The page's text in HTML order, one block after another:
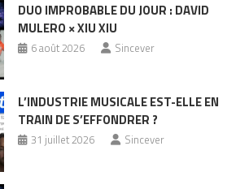
DUO IMPROBABLE DU JOUR : DAVID
MULERO × XIU XIU
6 août 2026 Sincever
L’INDUSTRIE MUSICALE EST-ELLE EN
TRAIN DE S’EFFONDRER ?
31 juillet 2026 Sincever